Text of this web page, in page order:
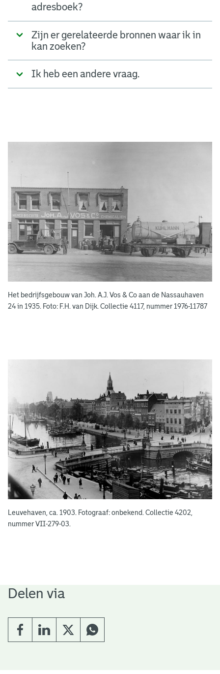
adresboek?
Zijn er gerelateerde bronnen waar ik in
kan zoeken?
Ik heb een andere vraag.
e
s
b
o
e
e
n
e
n
Het bedrijfsgebouw van Joh. A.J. Vos & Co aan de Nassauhaven
24 in 1935. Foto: F.H. van Dijk. Collectie 4117, nummer 1976-11787
n
Leuvehaven, ca. 1903. Fotograaf: onbekend. Collectie 4202,
nummer VII-279-03.
Delen via